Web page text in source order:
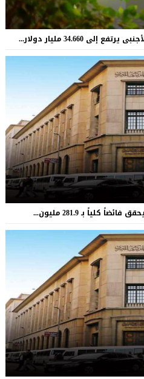
34.660 مليار دولار...
كلياً بـ 281.9 مليون...